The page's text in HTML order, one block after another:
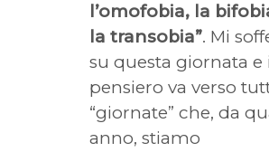
l’omofobia, la
la transobia”. Mi
su questa giornata e
pensiero va verso
“giornate” che, da
anno, stiamo